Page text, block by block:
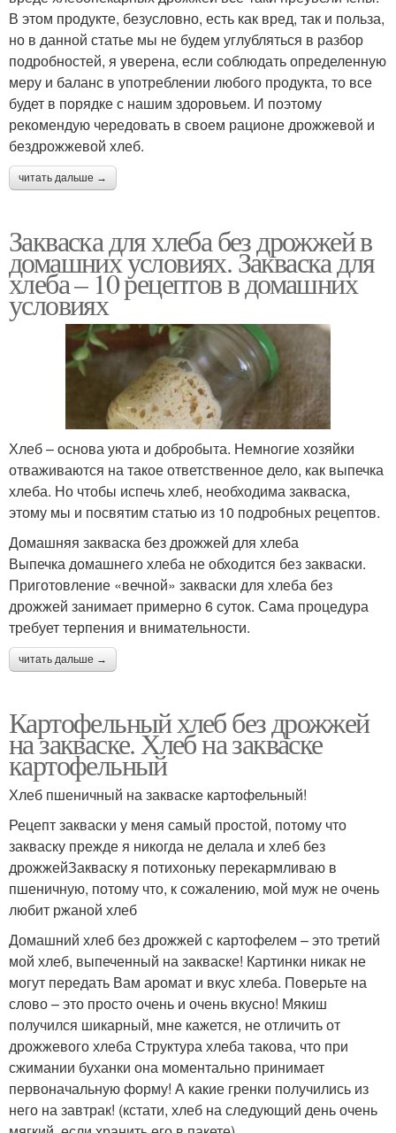
В этом продукте, безусловно, есть как вред, так и польза,
но в данной статье мы не будем углубляться в разбор
подробностей, я уверена, если соблюдать определенную
меру и баланс в употреблении любого продукта, то все
будет в порядке с нашим здоровьем. И поэтому
рекомендую чередовать в своем рационе дрожжевой и
бездрожжевой хлеб.
читать дальше →
Закваска для хлеба без дрожжей в
домашних условиях. Закваска для
хлеба – 10 рецептов в домашних
условиях
Хлеб – основа уюта и добробыта. Немногие хозяйки
отваживаются на такое ответственное дело, как выпечка
хлеба. Но чтобы испечь хлеб, необходима закваска,
этому мы и посвятим статью из 10 подробных рецептов.
Домашняя закваска без дрожжей для хлеба
Выпечка домашнего хлеба не обходится без закваски.
Приготовление «вечной» закваски для хлеба без
дрожжей занимает примерно 6 суток. Сама процедура
требует терпения и внимательности.
читать дальше →
Картофельный хлеб без дрожжей
на закваске. Хлеб на закваске
картофельный
Хлеб пшеничный на закваске картофельный!
Рецепт закваски у меня самый простой, потому что
закваску прежде я никогда не делала и хлеб без
дрожжейЗакваску я потихоньку перекармливаю в
пшеничную, потому что, к сожалению, мой муж не очень
любит ржаной хлеб
Домашний хлеб без дрожжей с картофелем – это третий
мой хлеб, выпеченный на закваске! Картинки никак не
могут передать Вам аромат и вкус хлеба. Поверьте на
слово – это просто очень и очень вкусно! Мякиш
получился шикарный, мне кажется, не отличить от
дрожжевого хлеба Структура хлеба такова, что при
сжимании буханки она моментально принимает
первоначальную форму! А какие гренки получились из
него на завтрак! (кстати, хлеб на следующий день очень